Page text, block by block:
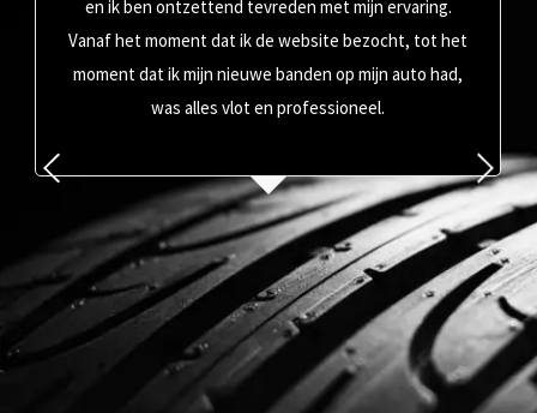
en ik ben ontzettend tevreden met mijn ervaring.
Vanaf het moment dat ik de website bezocht, tot het
moment dat ik mijn nieuwe banden op mijn auto had,
was alles vlot en professioneel.